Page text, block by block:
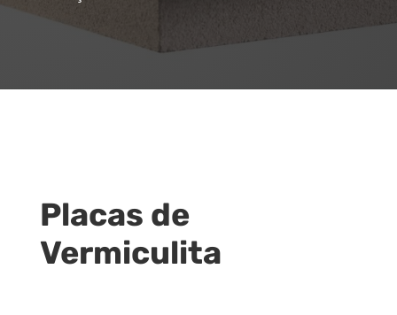
Placas de
Vermiculita